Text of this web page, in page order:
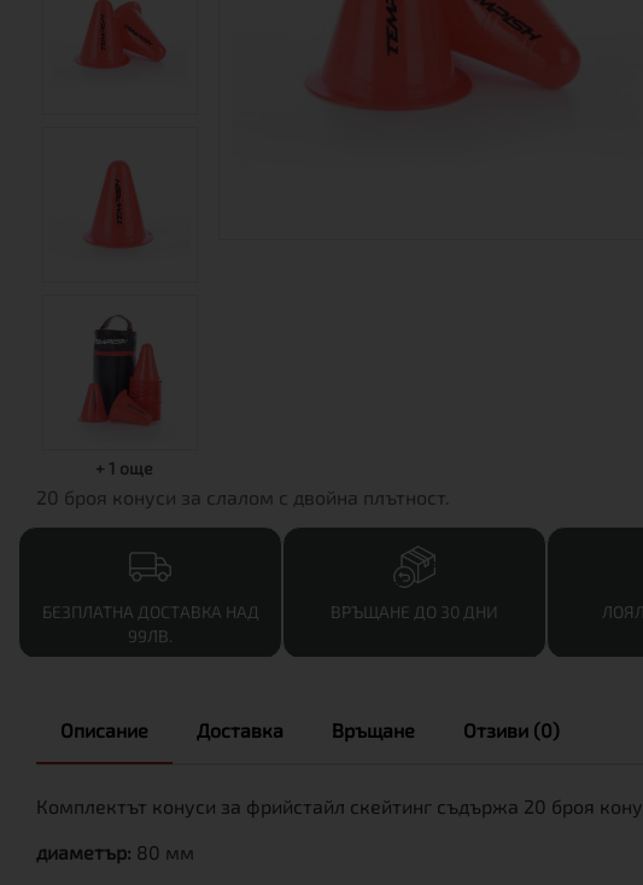
+ 1 още
20 броя конуси за слалом с двойна плътност.
БЕЗПЛАТНА ДОСТАВКА НАД
99ЛВ.
ВРЪЩАНЕ ДО 30 ДНИ
Описание Доставка Връщане Отзиви (0)
Комплектът конуси за фрийстайл скейтинг съдържа 20 броя
диаметър: 80 мм